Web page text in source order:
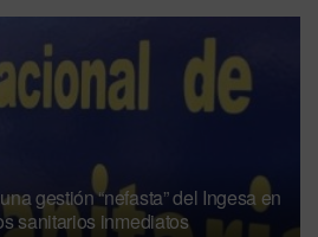
gestión “nefasta” del Ingesa en
sanitarios inmediatos